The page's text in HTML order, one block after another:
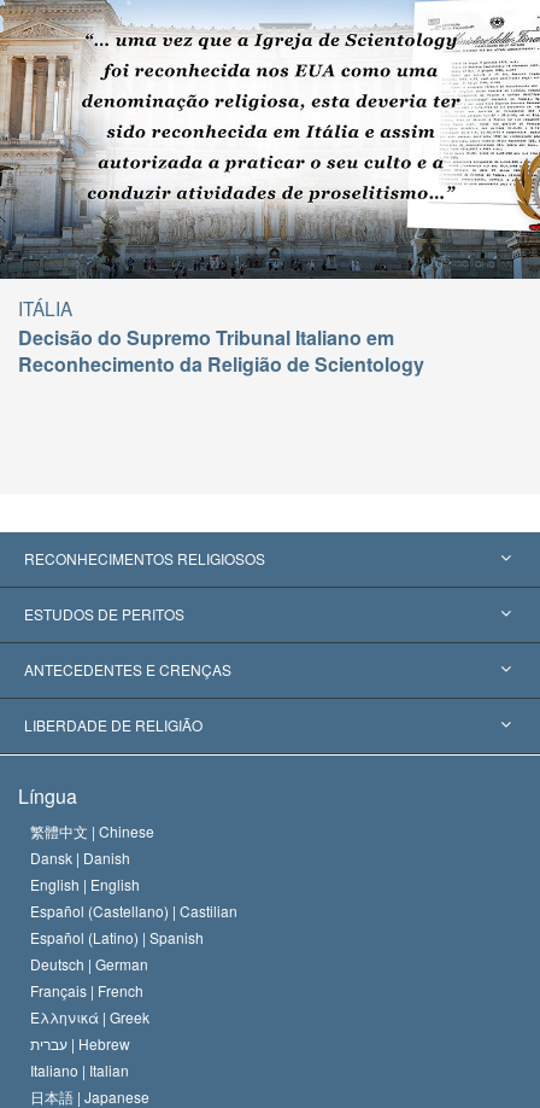
ITÁLIA
Decisão do Supremo Tribunal Italiano em
Reconhecimento da Religião de Scientology
RECONHECIMENTOS RELIGIOSOS
Estados Unidos
Reconhecimentos Mundiais
Decisões Históricas
ESTUDOS DE PERITOS
Apreciações por Categoria
Os Peritos Mais Proeminentes do Mundo
ANTECEDENTES E CRENÇAS
L. Ron Hubbard
O Credo da Igreja de Scientology
O Código de Um Scientologist
David Miscavige
LIBERDADE DE RELIGIÃO
Normas Internacionais de Direitos Humanos
Proclamação sobre Religião
Língua
繁體中文 | Chinese
Dansk | Danish
English | English
Español (Castellano) | Castilian
Español (Latino) | Spanish
Deutsch | German
Français | French
Ελληνικά | Greek
עברית | Hebrew
Italiano | Italian
日本語 | Japanese